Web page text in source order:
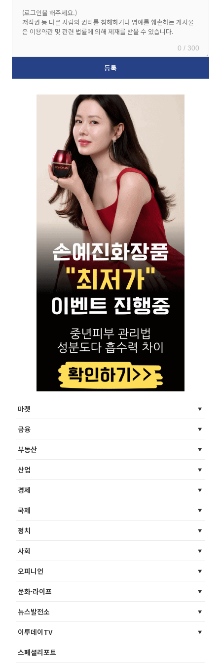
0 / 300
마켓
금융
부동산
산업
경제
국제
정치
사회
오피니언
문화·라이프
뉴스발전소
이투데이TV
스페셜리포트